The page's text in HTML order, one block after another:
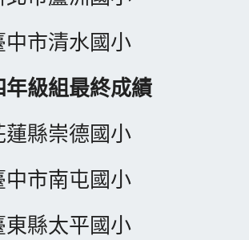
中市清水國小
級組最終成績
縣崇德國小
市南屯國小
縣太平國小